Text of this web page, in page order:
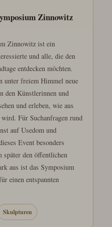
Zinnowitz
Zinnowitz ist ein
und alle, die den
entdecken möchten.
unter freiem Himmel neue
den Künstlerinnen und
und erleben, wie aus
Für Suchanfragen rund
auf Usedom und
Event besonders
später den öffentlichen
aus ist das Symposium
einen entspannten
Skulpturen